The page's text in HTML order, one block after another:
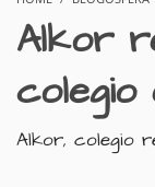
Alkor
colegio
Alkor, colegio